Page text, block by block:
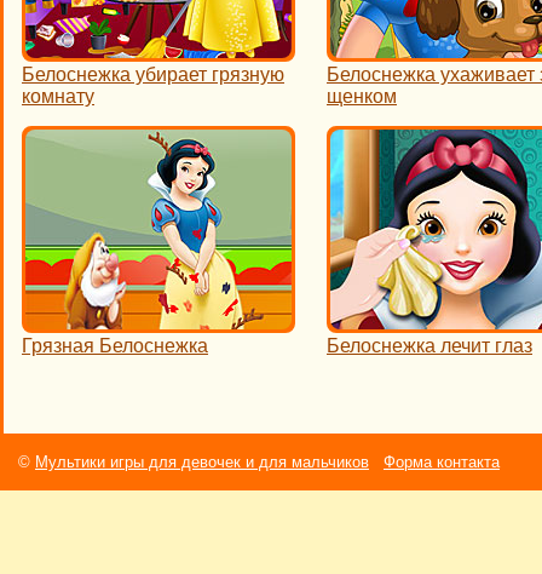
Белоснежка убирает грязную
комнату
Белоснежка ухаживает
щенком
Грязная Белоснежка Белоснежка лечит глаз
© Мультики игры для девочек и для мальчиков Форма контакта